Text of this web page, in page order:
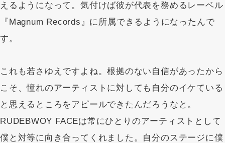
えるようになって。気付けば彼が代表を務めるレーベル
『Magnum Records』に所属できるようになったんで
す。
これも若さゆえですよね。根拠のない自信があったから
こそ、憧れのアーティストに対しても自分のイケている
と思えるところをアピールできたんだろうなと。
RUDEBWOY FACEは常にひとりのアーティストとして
僕と対等に向き合ってくれました。自分のステージに僕